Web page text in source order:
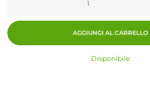
AGGIUNGI AL CARRELLO
Disponibile